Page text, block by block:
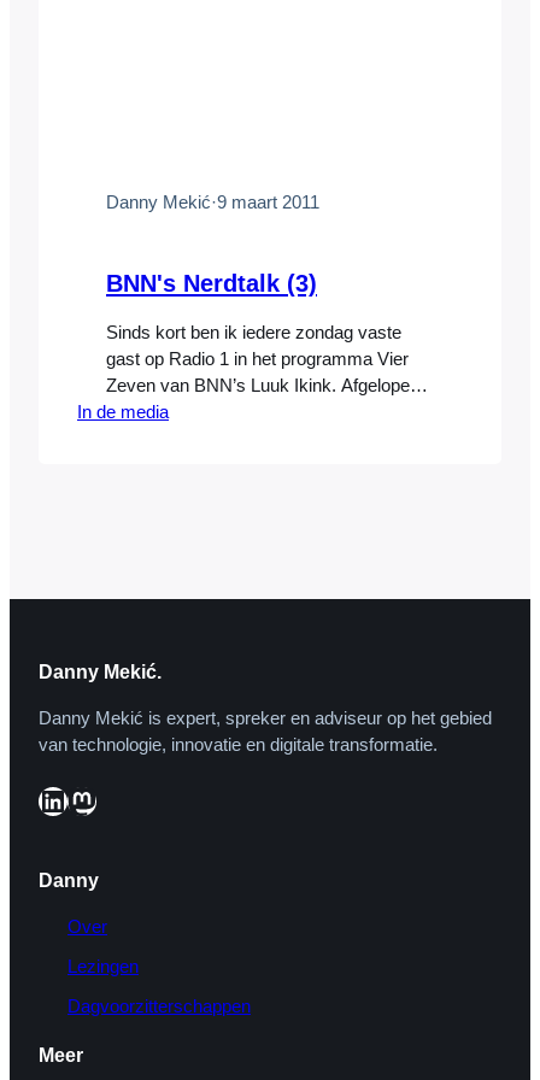
Danny Mekić·9 maart 2011
BNN's Nerdtalk (3)
Sinds kort ben ik iedere zondag vaste
gast op Radio 1 in het programma Vier
Zeven van BNN’s Luuk Ikink. Afgelopen
zondag was het weer zover, en sprak ik
In de media
Danny Mekić.
Danny Mekić is expert, spreker en adviseur op het gebied
van technologie, innovatie en digitale transformatie.
LinkedIn Mastodon
Danny
Over
Lezingen
Dagvoorzitterschappen
Meer